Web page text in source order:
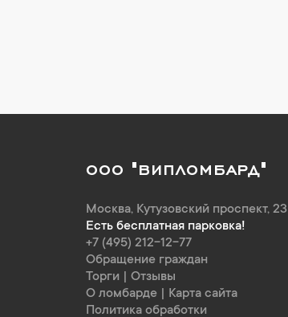
ООО "ВИПЛОМБАРД"
Москва, Кутузовский проспект, 23
Есть бесплатная парковка!
+7 (495) 212-12-77
Обращение граждан
Торги
Отзывы
О ломбарде
Карта сайта
Политика обработки